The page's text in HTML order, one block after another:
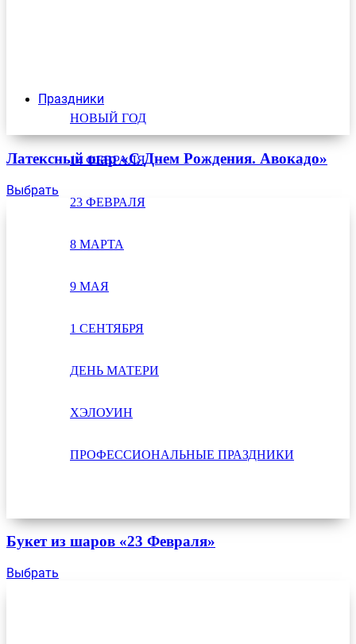
Праздники
НОВЫЙ ГОД
14 ФЕВРАЛЯ
23 ФЕВРАЛЯ
8 МАРТА
9 МАЯ
1 СЕНТЯБРЯ
ДЕНЬ МАТЕРИ
ХЭЛОУИН
ПРОФЕССИОНАЛЬНЫЕ ПРАЗДНИКИ
Латексный шар «С Днем Рождения. Авокадо»
Выбрать
Букет из шаров «23 Февраля»
Выбрать